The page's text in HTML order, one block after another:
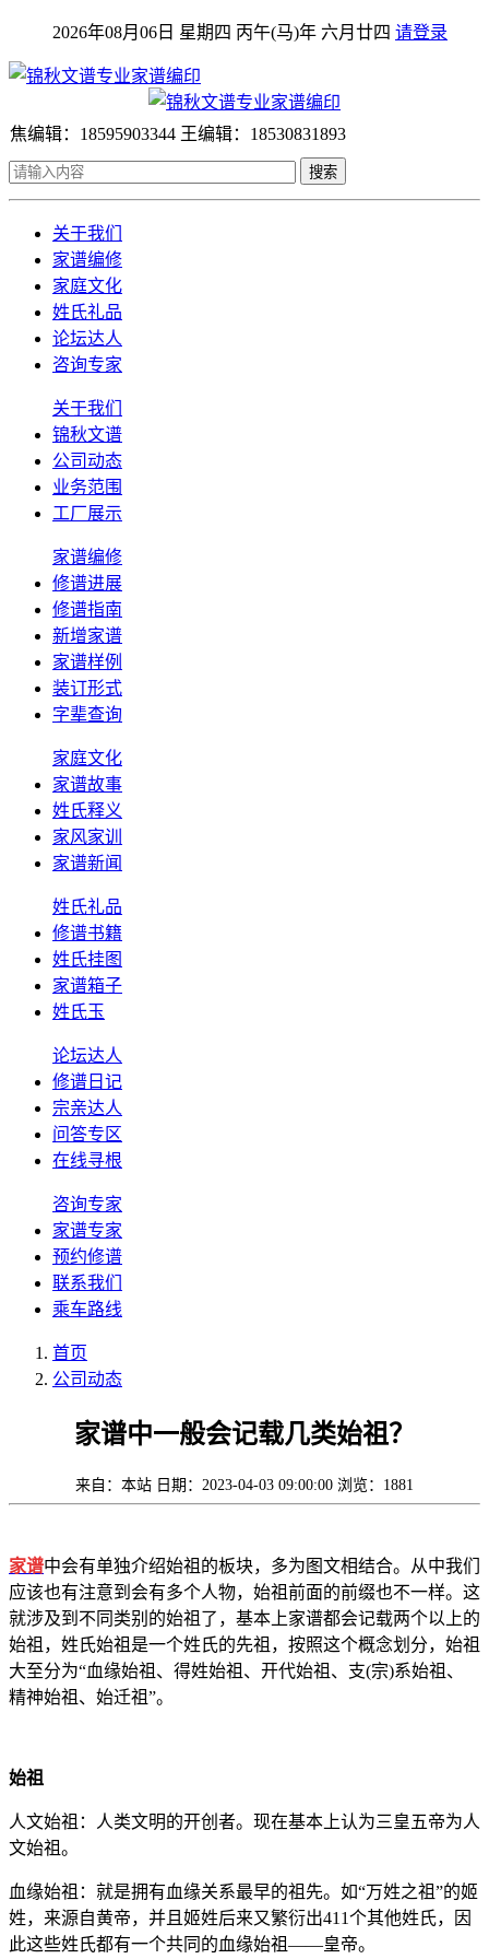
2026年08月06日 星期四 丙午(马)年 六月廿四 请登录
焦编辑：18595903344 王编辑：18530831893
搜索
关于我们
家谱编修
家庭文化
姓氏礼品
论坛达人
咨询专家
关于我们
锦秋文谱
公司动态
业务范围
工厂展示
家谱编修
修谱进展
修谱指南
新增家谱
家谱样例
装订形式
字辈查询
家庭文化
家谱故事
姓氏释义
家风家训
家谱新闻
姓氏礼品
修谱书籍
姓氏挂图
家谱箱子
姓氏玉
论坛达人
修谱日记
宗亲达人
问答专区
在线寻根
咨询专家
家谱专家
预约修谱
联系我们
乘车路线
首页
公司动态
家谱中一般会记载几类始祖？
来自：本站 日期：2023-04-03 09:00:00 浏览：1881
家谱中会有单独介绍始祖的板块，多为图文相结合。从中我们
应该也有注意到会有多个人物，始祖前面的前缀也不一样。这
就涉及到不同类别的始祖了，基本上家谱都会记载两个以上的
始祖，姓氏始祖是一个姓氏的先祖，按照这个概念划分，始祖
大至分为“血缘始祖、得姓始祖、开代始祖、支(宗)系始祖、
精神始祖、始迁祖”。
始祖
人文始祖：人类文明的开创者。现在基本上认为三皇五帝为人
文始祖。
血缘始祖：就是拥有血缘关系最早的祖先。如“万姓之祖”的姬
姓，来源自黄帝，并且姬姓后来又繁衍出411个其他姓氏，因
此这些姓氏都有一个共同的血缘始祖——皇帝。